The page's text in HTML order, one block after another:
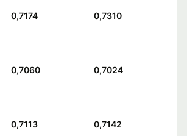
0,7174 0,7310
0,7060 0,7024
0,7113 0,7142